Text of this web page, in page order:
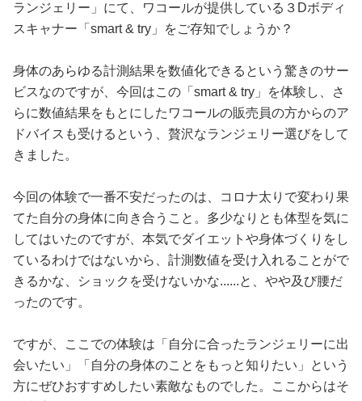
性と愛
ゲーム
ランジェリー」にて、ワコールが提供している３Dボディ
スキャナー「smart & try」をご存知でしょうか？
身体のあらゆる計測結果を数値化できるという驚きのサー
ビスなのですが、今回はこの「smart & try」を体験し、さ
らに数値結果をもとにしたワコールの販売員の方からのア
ドバイスも受けるという、贅沢なランジェリー選びをして
きました。
今回の体験で一番不安だったのは、コロナ太りで変わり果
てた自分の身体に向き合うこと。多少なりとも体型を気に
してはいたのですが、本気でダイエットや身体づくりをし
ているわけではないから、計測数値を受け入れることがで
きるかな、ショックを受けないかな......と、やや及び腰だ
ったのです。
ですが、ここでの体験は「自分に合ったランジェリーに出
会いたい」「自分の身体のことをもっと知りたい」という
方にぜひおすすめしたい素敵なものでした。ここからはそ